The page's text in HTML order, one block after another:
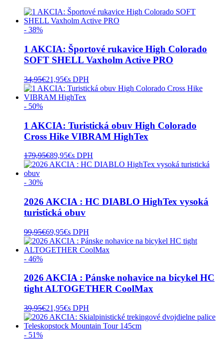
- 38%
1 AKCIA: Športové rukavice High Colorado
SOFT SHELL Vaxholm Active PRO
34,95€21,95€s DPH
- 50%
1 AKCIA: Turistická obuv High Colorado
Cross Hike VIBRAM HighTex
179,95€89,95€s DPH
- 30%
2026 AKCIA : HC DIABLO HighTex vysoká
turistická obuv
99,95€69,95€s DPH
- 46%
2026 AKCIA : Pánske nohavice na bicykel HC
tight ALTOGETHER CoolMax
39,95€21,95€s DPH
- 51%